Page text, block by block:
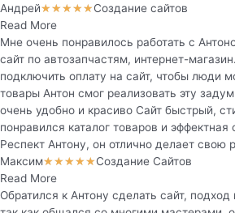
Андрей★ ★ ★ ★ ★ Создание сайтов
Read More
Мне очень понравилось работать с
сайт по автозапчастям, интернет-магазин.
подключить оплату на сайт, чтобы люди
товары Антон смог реализовать эту
очень удобно и красиво Сайт быстрый,
понравился каталог товаров и эффектная
Респект Антону, он отлично делает свою
Максим★ ★ ★ ★ ★ Создание Сайтов
Read More
Обратился к Антону сделать сайт,